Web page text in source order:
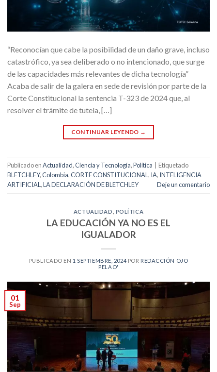
“Reconocían que cabe la posibilidad de un daño grave, incluso
catastrófico, ya sea deliberado o no intencionado, que surge
de las capacidades más relevantes de dicha tecnología”
Acaba de salir de la galera en sede de revisión por parte de la
Corte Constitucional la sentencia T-323 de 2024 que, al
resolver el trámite de tutela, […]
CONTINUAR LEYENDO →
Publicado enActualidad,Ciencia y Tecnología,Política
Etiquetado
BLETCHLEY,Colombia,CORTE CONSTITUCIONAL, IA, INTELIGENCIA
ARTIFICIAL,LA DECLARACIÓN DE BLETCHLEY Deje un comentario
ACTUALIDAD POLÍTICA
LA EDUCACIÓN YA NO ES EL
IGUALADOR
PUBLICADO EN 1 SEPTIEMBRE, 2024 POR REDACCIÓN OJO
PELAO'
01
Sep